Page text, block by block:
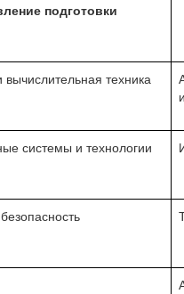
подготовки
техника
системы и технологии